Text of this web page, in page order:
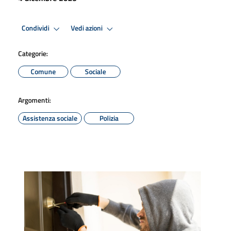
Condividi Vedi azioni
Categorie:
Comune
Sociale
Argomenti:
Assistenza sociale
Polizia